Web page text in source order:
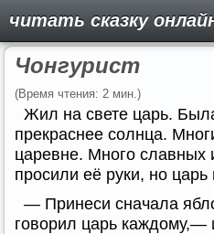
читать сказку
Чонгурист
(Время чтения: 2 мин.)
Жил на свете царь.
прекраснее солнца.
царевне. Много славных
просили её руки, но
— Принеси сначала
говорил царь каждому,—